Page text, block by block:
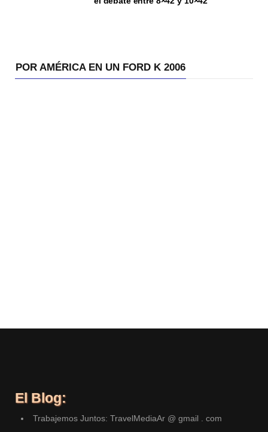
POR AMÉRICA EN UN FORD K 2006
El Blog:
Trabajemos Juntos: TravelMediaAr @ gmail . com